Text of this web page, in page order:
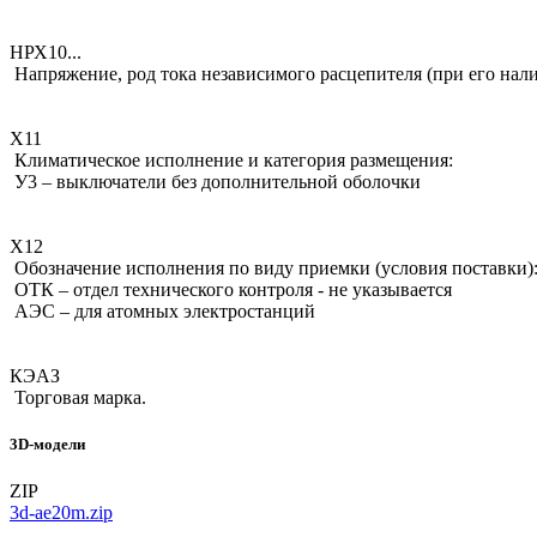
НРХ10...
Напряжение, род тока независимого расцепителя (при его
Х11
Климатическое исполнение и категория размещения:
У3 – выключатели без дополнительной оболочки
Х12
Обозначение исполнения по виду приемки (условия поставки):
ОТК – отдел технического контроля - не указывается
АЭС – для атомных электростанций
КЭАЗ
Торговая марка.
3D-модели
ZIP
3d-ae20m.zip